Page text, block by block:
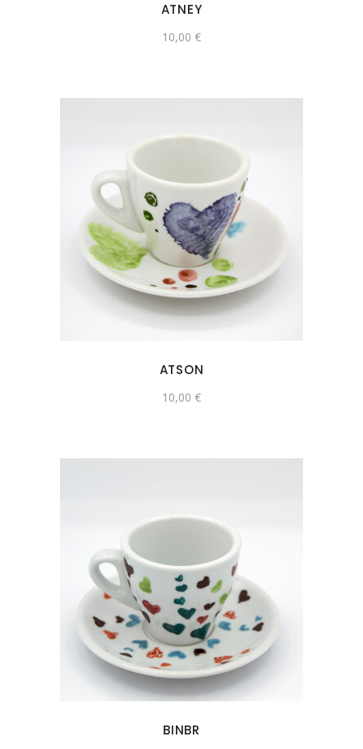
ATNEY
10,00 €
ATSON
10,00 €
BINBR